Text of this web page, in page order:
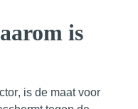
is
, is de maat voor